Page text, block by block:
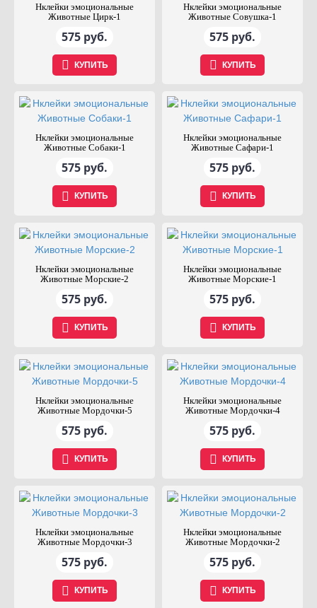
Нклейки эмоциональные
Животные Цирк-1
575 руб.
КУПИТЬ
Нклейки эмоциональные
Животные Совушка-1
575 руб.
КУПИТЬ
Нклейки эмоциональные
Животные Собаки-1
575 руб.
КУПИТЬ
Нклейки эмоциональные
Животные Сафари-1
575 руб.
КУПИТЬ
Нклейки эмоциональные
Животные Морские-2
575 руб.
КУПИТЬ
Нклейки эмоциональные
Животные Морские-1
575 руб.
КУПИТЬ
Нклейки эмоциональные
Животные Мордочки-5
575 руб.
КУПИТЬ
Нклейки эмоциональные
Животные Мордочки-4
575 руб.
КУПИТЬ
Нклейки эмоциональные
Животные Мордочки-3
575 руб.
КУПИТЬ
Нклейки эмоциональные
Животные Мордочки-2
575 руб.
КУПИТЬ